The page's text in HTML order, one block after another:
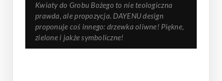
Kwiaty do Grobu Bożego to nie teologiczna
prawda, ale propozycja. DAYENU design
proponuje coś innego: drzewka oliwne! Piękne,
zielone i jakże symboliczne!